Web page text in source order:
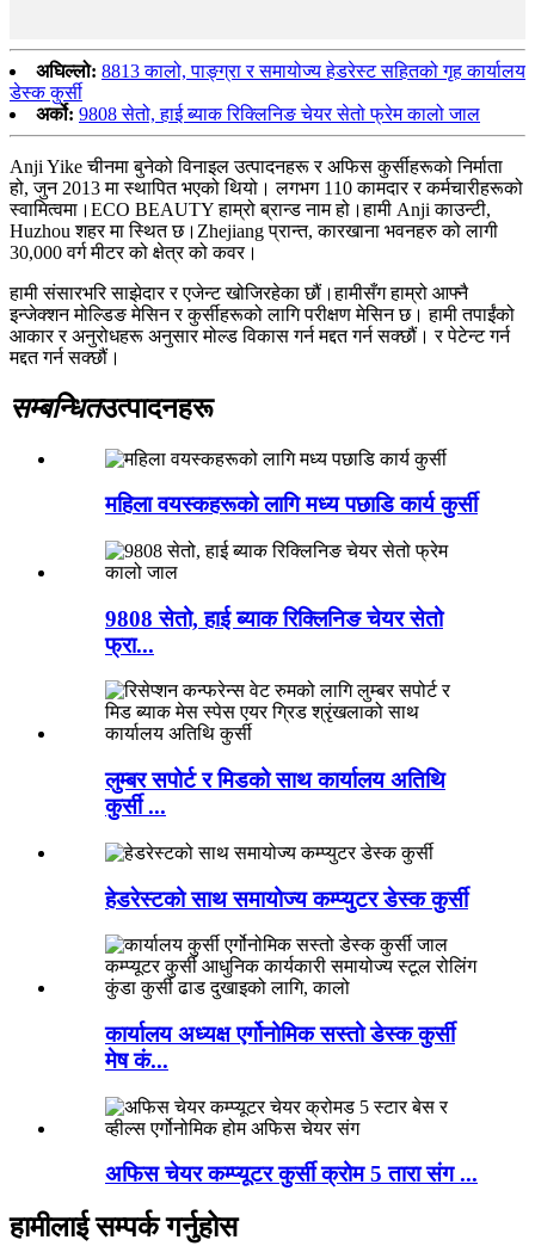
अघिल्लो: 8813 कालो, पाङ्ग्रा र समायोज्य हेडरेस्ट सहितको गृह कार्यालय
डेस्क कुर्सी
अर्को: 9808 सेतो, हाई ब्याक रिक्लिनिङ चेयर सेतो फ्रेम कालो जाल
Anji Yike चीनमा बुनेको विनाइल उत्पादनहरू र अफिस कुर्सीहरूको निर्माता
हो, जुन 2013 मा स्थापित भएको थियो। लगभग 110 कामदार र कर्मचारीहरूको
स्वामित्वमा।ECO BEAUTY हाम्रो ब्रान्ड नाम हो।हामी Anji काउन्टी,
Huzhou शहर मा स्थित छ।Zhejiang प्रान्त, कारखाना भवनहरु को लागी
30,000 वर्ग मीटर को क्षेत्र को कवर।
हामी संसारभरि साझेदार र एजेन्ट खोजिरहेका छौं।हामीसँग हाम्रो आफ्नै
इन्जेक्शन मोल्डिङ मेसिन र कुर्सीहरूको लागि परीक्षण मेसिन छ। हामी तपाईंको
आकार र अनुरोधहरू अनुसार मोल्ड विकास गर्न मद्दत गर्न सक्छौं। र पेटेन्ट गर्न
मद्दत गर्न सक्छौं।
सम्बन्धितउत्पादनहरू
महिला वयस्कहरूको लागि मध्य पछाडि कार्य कुर्सी
9808 सेतो, हाई ब्याक रिक्लिनिङ चेयर सेतो
फ्रा...
लुम्बर सपोर्ट र मिडको साथ कार्यालय अतिथि
कुर्सी ...
हेडरेस्टको साथ समायोज्य कम्प्युटर डेस्क कुर्सी
कार्यालय अध्यक्ष एर्गोनोमिक सस्तो डेस्क कुर्सी
मेष कं...
अफिस चेयर कम्प्यूटर कुर्सी क्रोम 5 तारा संग ...
हामीलाई सम्पर्क गर्नुहोस